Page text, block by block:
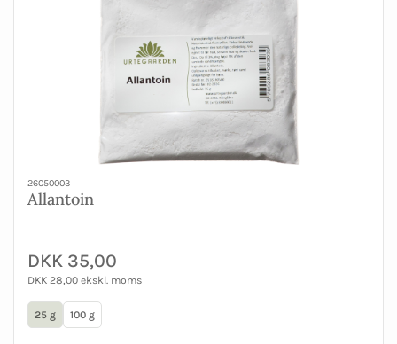
26050003
Allantoin
DKK 35,00
DKK 28,00 ekskl. moms
25 g 100 g